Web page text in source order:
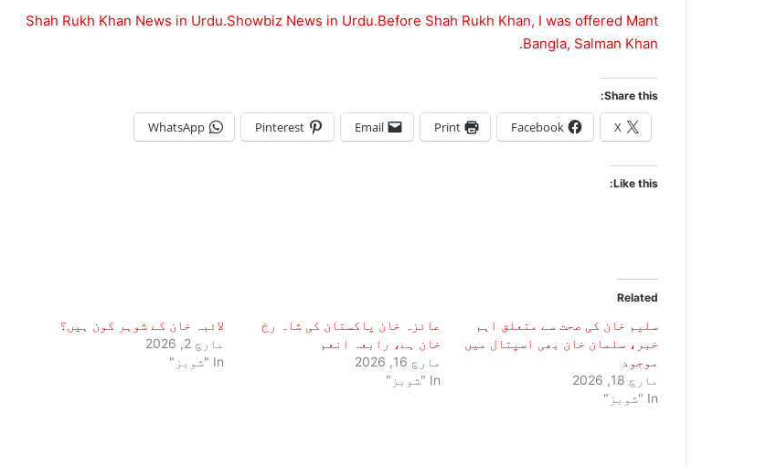
Shah Rukh Khan News in Urdu.Showbiz News in Urdu.Before Shah Rukh Khan, I was offered Mant
Bangla, Salman Khan.
Share this:
X
Facebook
Print
Email
Pinterest
WhatsApp
Like this:
Related
سلیم خان کی صحت سے متعلق اہم
خبر، سلمان خان بھی اسپتال میں
موجود
مارچ 18, 2026
In "شوبز"
عائزہ خان پاکستان کی شاہ رخ
خان ہے، رابعہ انعم
مارچ 16, 2026
In "شوبز"
لائبہ خان کے شوہر کون ہیں؟
مارچ 2, 2026
In "شوبز"